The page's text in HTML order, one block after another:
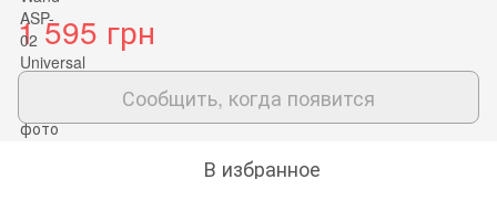
1 595 грн
Сообщить, когда появится
В избранное